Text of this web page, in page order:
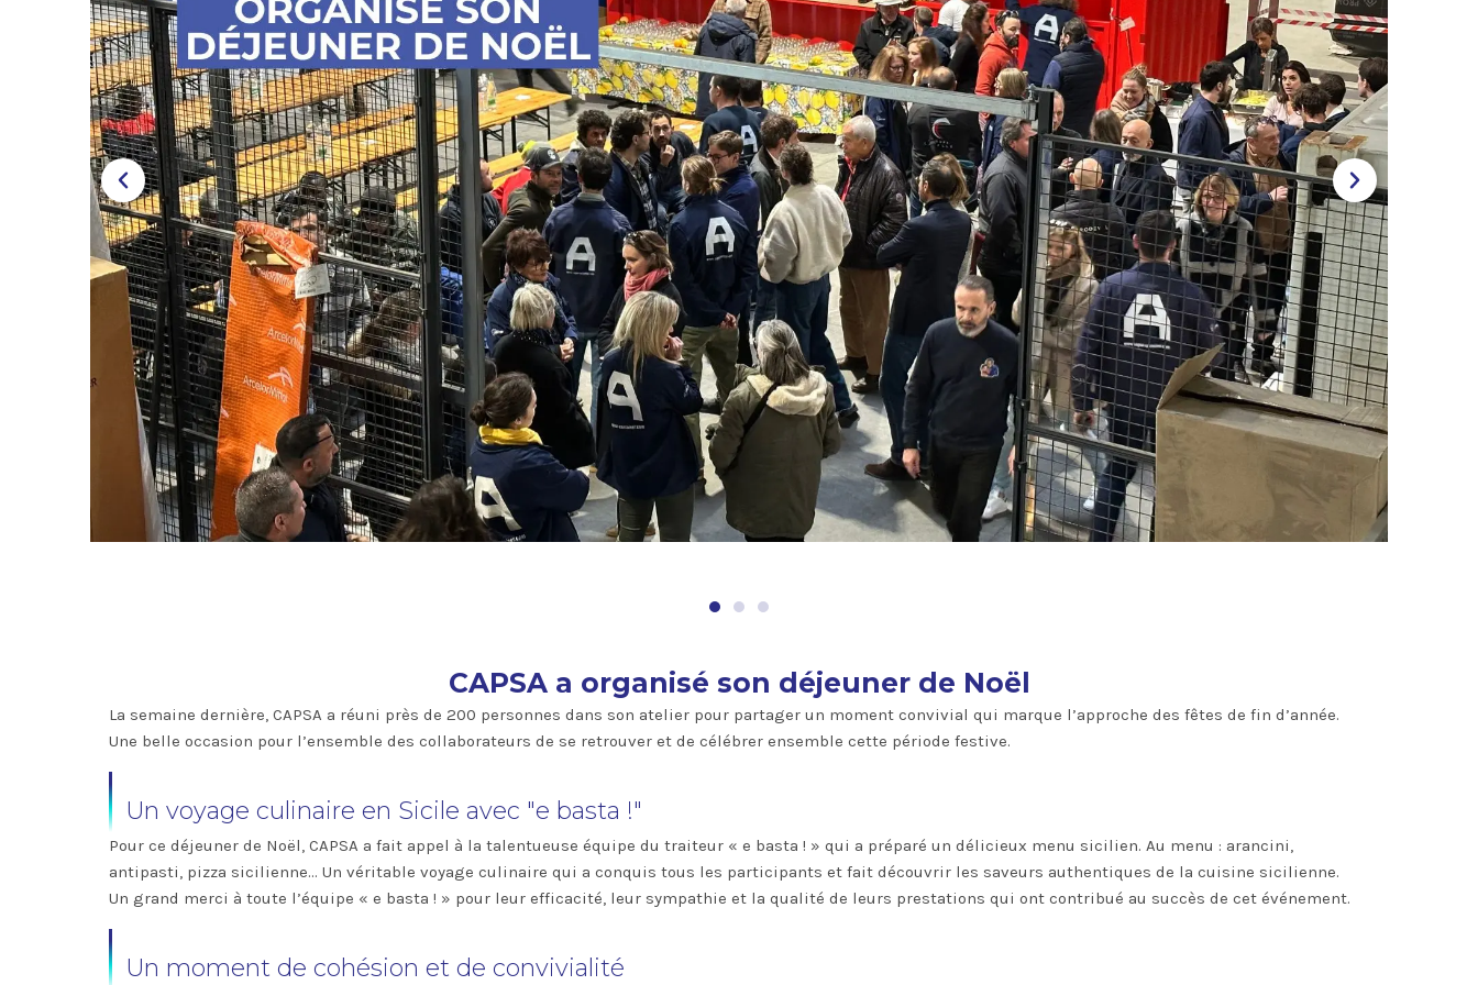
CAPSA a organisé son déjeuner de Noël
La semaine dernière, CAPSA a réuni près de 200 personnes dans son atelier pour partager un moment convivial qui marque l’approche des fêtes de fin d’année.
Une belle occasion pour l’ensemble des collaborateurs de se retrouver et de célébrer ensemble cette période festive.
Un voyage culinaire en Sicile avec "e basta !"
Pour ce déjeuner de Noël, CAPSA a fait appel à la talentueuse équipe du traiteur « e basta ! » qui a préparé un délicieux menu sicilien. Au menu : arancini,
antipasti, pizza sicilienne… Un véritable voyage culinaire qui a conquis tous les participants et fait découvrir les saveurs authentiques de la cuisine sicilienne.
Un grand merci à toute l’équipe « e basta ! » pour leur efficacité, leur sympathie et la qualité de leurs prestations qui ont contribué au succès de cet événement.
Un moment de cohésion et de convivialité